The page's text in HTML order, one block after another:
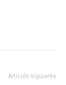
Artículo siguiente